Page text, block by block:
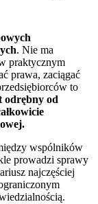
. Nie ma
praktycznym
prawa, zaciągać
to
odrębny od
wspólników
prowadzi sprawy
najczęściej